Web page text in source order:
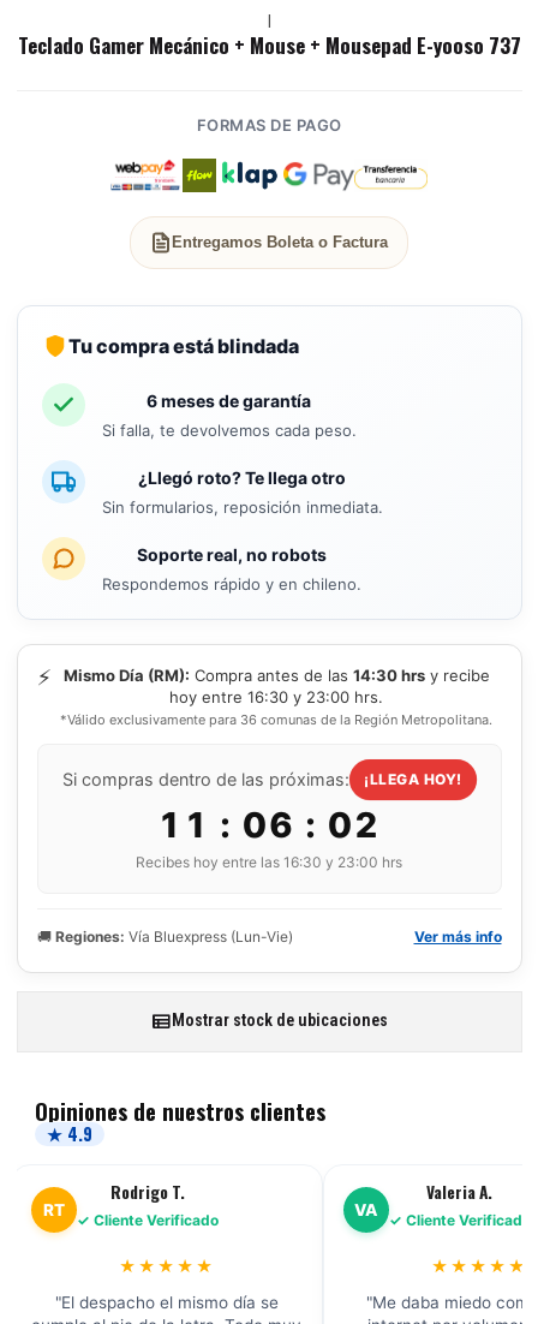
|
Teclado Gamer Mecánico + Mouse + Mousepad E-yooso 737
FORMAS DE PAGO
Entregamos Boleta o Factura
Tu compra está blindada
6 meses de garantía
Si falla, te devolvemos cada peso.
¿Llegó roto? Te llega otro
Sin formularios, reposición inmediata.
Soporte real, no robots
Respondemos rápido y en chileno.
⚡ Mismo Día (RM): Compra antes de las 14:30 hrsy recibe
hoy entre 16:30 y 23:00 hrs.
*Válido exclusivamente para 36 comunas de la Región Metropolitana.
Si compras dentro de las próximas: ¡LLEGA HOY!
11 : 06 : 01
Recibes hoy entre las 16:30 y 23:00 hrs
🚚 Regiones: Vía Bluexpress (Lun-Vie) Ver más info
Mostrar stock de ubicaciones
Opiniones de nuestros clientes
★ 4.9
VA
Valeria A.
✓ Cliente Verificado
★★★★★
"Me daba miedo comprar por
CL
Carolina L.
✓ Cliente Verificado
★★★★★
"Encontré la marca